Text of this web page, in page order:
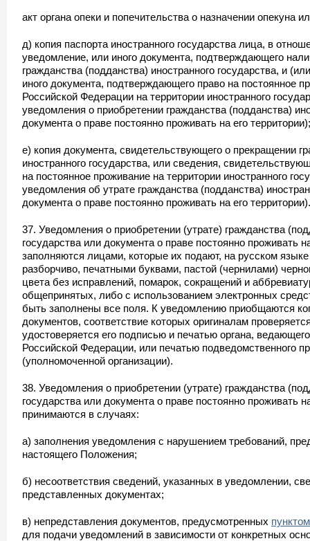
акт органа опеки и попечительства о назначении опекуна
д) копия паспорта иностранного государства лица, в
уведомление, или иного документа, подтверждающего
гражданства (подданства) иностранного государства, и
иного документа, подтверждающего право на постоянное
Российской Федерации на территории иностранного
уведомления о приобретении гражданства (подданства)
документа о праве постоянно проживать на его территории);
е) копия документа, свидетельствующего о прекращении
иностранного государства, или сведения,
на постоянное проживание на территории иностранного
уведомления об утрате гражданства (подданства)
документа о праве постоянно проживать на его территории).
37. Уведомления о приобретении (утрате) гражданства
государства или документа о праве постоянно проживать
заполняются лицами, которые их подают, на русском
разборчиво, печатными буквами, пастой (чернилами)
цвета без исправлений, помарок, сокращений и
общепринятых, либо с использованием электронных
быть заполнены все поля. К уведомлению приобщаются
документов, соответствие которых оригиналам
удостоверяется его подписью и печатью органа,
Российской Федерации, или печатью подведомственного
(уполномоченной организации).
38. Уведомления о приобретении (утрате) гражданства
государства или документа о праве постоянно проживать
принимаются в случаях:
а) заполнения уведомления с нарушением требований,
настоящего Положения;
б) несоответствия сведений, указанных в уведомлении,
представленных документах;
в) непредставления документов, предусмотренных
для подачи уведомлений в зависимости от конкретных